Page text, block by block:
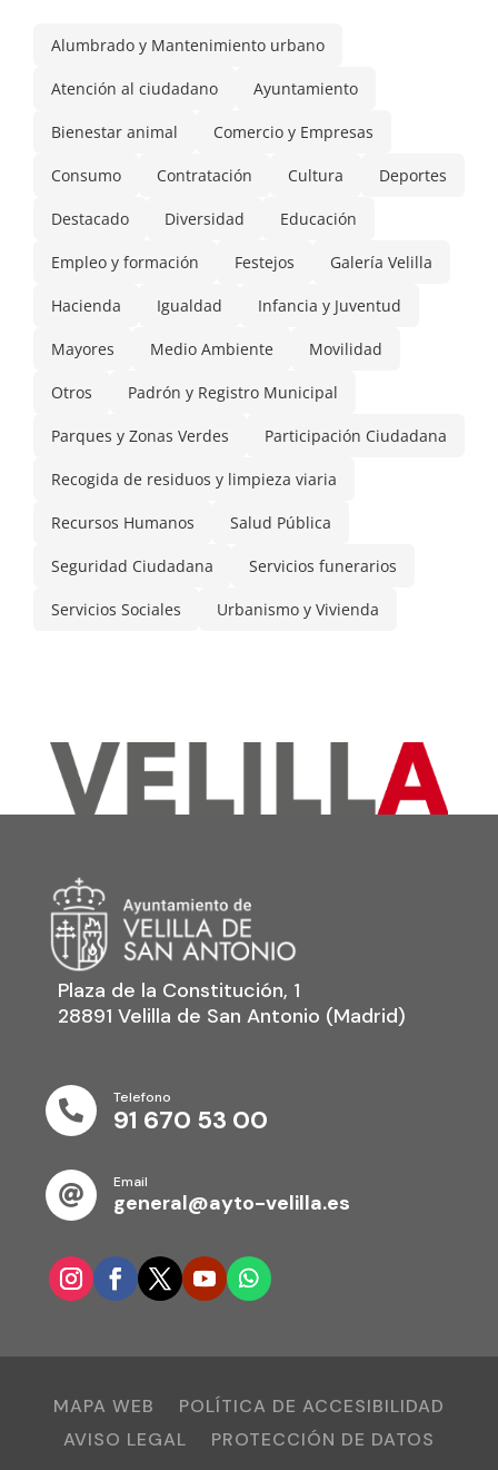
Alumbrado y Mantenimiento urbano
Atención al ciudadano Ayuntamiento
Bienestar animal Comercio y Empresas
Consumo Contratación Cultura Deportes
Destacado Diversidad Educación
Empleo y formación Festejos Galería Velilla
Hacienda Igualdad Infancia y Juventud
Mayores Medio Ambiente Movilidad
Otros Padrón y Registro Municipal
Parques y Zonas Verdes Participación Ciudadana
Recogida de residuos y limpieza viaria
Recursos Humanos Salud Pública
Seguridad Ciudadana Servicios funerarios
Servicios Sociales Urbanismo y Vivienda
Plaza de la Constitución, 1
28891 Velilla de San Antonio (Madrid)

Telefono
91 670 53 00

Email
general@ayto-velilla.es
MAPA WEB
POLÍTICA DE ACCESIBILIDAD
AVISO LEGAL
PROTECCIÓN DE DATOS